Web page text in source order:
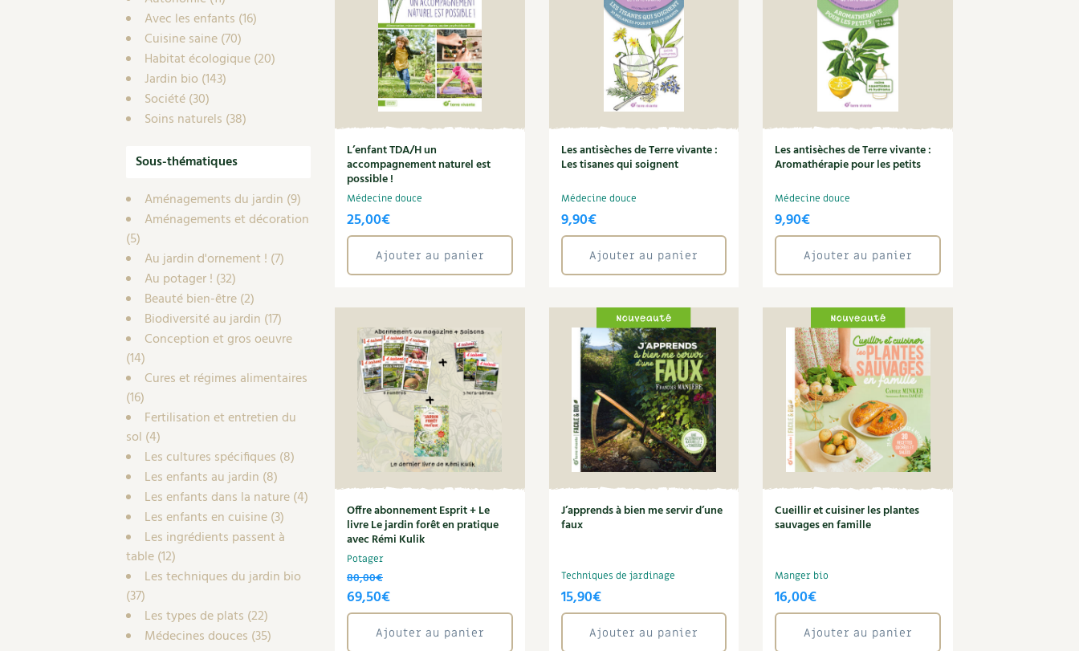
Avec les enfants (16)
Cuisine saine(70)
Habitat écologique(20)
Jardin bio (143)
Société(30)
Soins naturels (38)
Sous-thématiques
Aménagements du jardin (9)
Aménagements et décoration
(5)
Au jardin d'ornement ! (7)
Au potager ! (32)
Beauté bien-être(2)
Biodiversité au jardin (17)
Conception et gros oeuvre
(14)
Cures et régimes alimentaires
(16)
Fertilisation et entretien du
sol (4)
Les cultures spécifiques (8)
Les enfants au jardin (8)
Les enfants dans la nature(4)
Les enfants en cuisine(3)
Les ingrédients passent à
table(12)
Les techniques du jardin bio
(37)
Les types de plats (22)
Médecines douces (35)
L’enfant TDA/H un
accompagnement naturel est
possible !
Médecine douce
25,00€
Ajouter au panier
Les antisèches de Terre vivante :
Les tisanes qui soignent
Médecine douce
9,90€
Ajouter au panier
Les antisèches de Terre vivante :
Aromathérapie pour les petits
Médecine douce
9,90€
Ajouter au panier
Offre abonnement Esprit + Le
livre Le jardin forêt en pratique
avec Rémi Kulik
Potager
80,00€
Le
prix
initial
69,50€Le
prix
actuel
Ajouter au panier
J’apprends à bien me servir d’une
faux
Techniques de jardinage
15,90€
Ajouter au panier
Cueillir et cuisiner les plantes
sauvages en famille
Manger bio
16,00€
Ajouter au panier